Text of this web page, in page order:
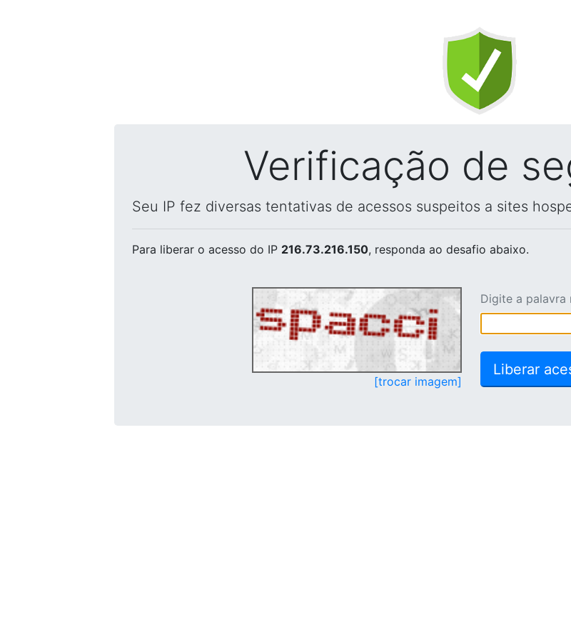
Verificação de
Seu IP fez diversas tentativas de acessos suspeitos a sites
Para liberar o acesso do IP 216.73.216.150, responda ao desafio abaixo.
[trocar imagem]
Digite a palavra